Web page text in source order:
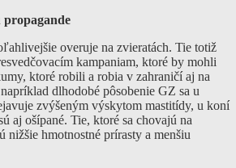
overuje na zvieratách. Tie totiž
kampaniam, ktoré by mohli
ktoré robili a robia v zahraničí aj na
dlhodobé pôsobenie GZ sa u
zvýšeným výskytom mastitídy, u koní
aj ošípané. Tie, ktoré sa chovajú na
nižšie hmotnostné prírasty a menšiu